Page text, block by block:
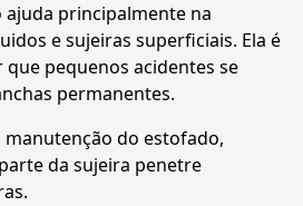
principalmente na
e sujeiras superficiais. Ela é
pequenos acidentes se
permanentes.
manutenção do estofado,
da sujeira penetre